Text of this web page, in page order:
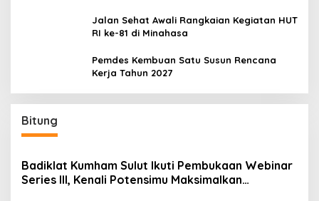
Jalan Sehat Awali Rangkaian Kegiatan HUT
RI ke-81 di Minahasa
Pemdes Kembuan Satu Susun Rencana
Kerja Tahun 2027
Bitung
Badiklat Kumham Sulut Ikuti Pembukaan Webinar
Series III, Kenali Potensimu Maksimalkan